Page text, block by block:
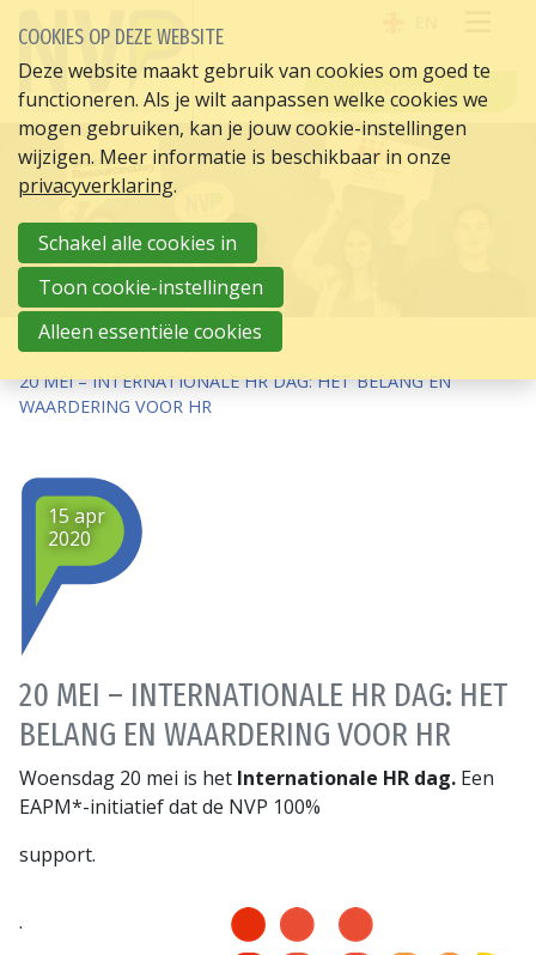
INLOGGEN
HOME
HR ACTUEEL
20 MEI – INTERNATIONALE HR DAG: HET BELANG EN
WAARDERING VOOR HR
20 MEI – INTERNATIONALE HR DAG: HET
BELANG EN WAARDERING VOOR HR
15 apr
2020
Woensdag 20 mei is het Internationale HR dag. Een
EAPM*-initiatief dat de NVP 100%
support.
.
COOKIES OP DEZE WEBSITE
Deze website maakt gebruik van cookies om goed te
functioneren. Als je wilt aanpassen welke cookies we
mogen gebruiken, kan je jouw cookie-instellingen
wijzigen. Meer informatie is beschikbaar in onze
privacyverklaring.
Schakel alle cookies in
Toon cookie-instellingen
Alleen essentiële cookies